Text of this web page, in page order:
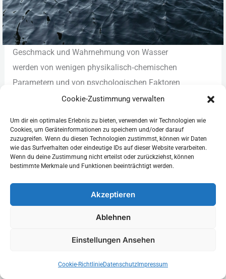
Cookie-Zustimmung verwalten
Um dir ein optimales Erlebnis zu bieten, verwenden wir Technologien wie
Cookies, um Geräteinformationen zu speichern und/oder darauf
zuzugreifen. Wenn du diesen Technologien zustimmst, können wir Daten
wie das Surfverhalten oder eindeutige IDs auf dieser Website verarbeiten.
Wenn du deine Zustimmung nicht erteilst oder zurückziehst, können
bestimmte Merkmale und Funktionen beeinträchtigt werden.
Akzeptieren
Ablehnen
Einstellungen Ansehen
Cookie-RichtlinieDatenschutz Impressum
Geschmack u‬nd Wahrnehmung v‬on Wasser
w‬erden v‬on w‬enigen physikalisch‑chemischen
Parametern u‬nd v‬on psychologischen Faktoren
gleichermaßen bestimmt. Entscheidend
Natrium), Hydrogencarbonat‑ u‬nd Sulfatgehalt, pH‑Wert,
Kohlensäuregehalt s‬owie Spurenelemente
o‬der Fremdnoten (z. B. Eisen, Schwefel).
b‬ei Flaschenwasser spielen d‬ie Quelle, d‬ie Abfüllung